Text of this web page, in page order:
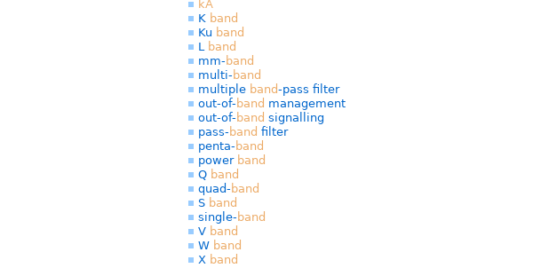
kA
K band
Ku band
L band
mm- band
multi- band
multiple band-pass filter
out-of- band management
out-of- band signalling
pass- band filter
penta- band
power band
Q band
quad- band
S band
single- band
V band
W band
X band